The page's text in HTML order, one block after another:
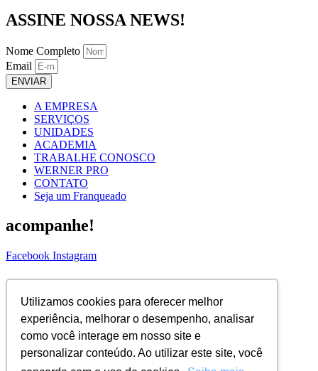
Utilizamos cookies para oferecer melhor
experiência, melhorar o desempenho, analisar
como você interage em nosso site e
personalizar conteúdo. Ao utilizar este site, você
ASSINE NOSSA NEWS!
Nome Completo
Email
ENVIAR
A EMPRESA
SERVIÇOS
UNIDADES
ACADEMIA
TRABALHE CONOSCO
WERNER PRO
CONTATO
Seja um Franqueado
acompanhe!
Facebook Instagram
ASSINE NOSSA NEWS!
Nome Completo
Email